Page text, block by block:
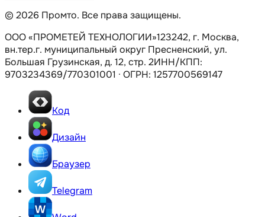
© 2026 Промто. Все права защищены.
ООО «ПРОМЕТЕЙ ТЕХНОЛОГИИ»123242, г. Москва,
вн.тер.г. муниципальный округ Пресненский, ул.
Большая Грузинская, д. 12, стр. 2ИНН/КПП:
9703234369/770301001 · ОГРН: 1257700569147
Код
Дизайн
Браузер
Telegram